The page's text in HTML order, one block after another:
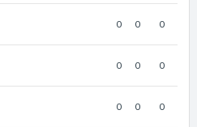
0 0 0
0 0 0
0 0 0